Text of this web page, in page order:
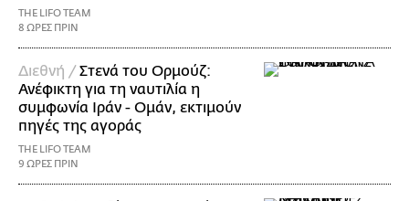
THE LIFO TEAM
8 ΩΡΕΣ ΠΡΙΝ
Διεθνή / Στενά του Ορμούζ:
Ανέφικτη για τη ναυτιλία η
συμφωνία Ιράν - Ομάν, εκτιμούν
πηγές της αγοράς
THE LIFO TEAM
9 ΩΡΕΣ ΠΡΙΝ